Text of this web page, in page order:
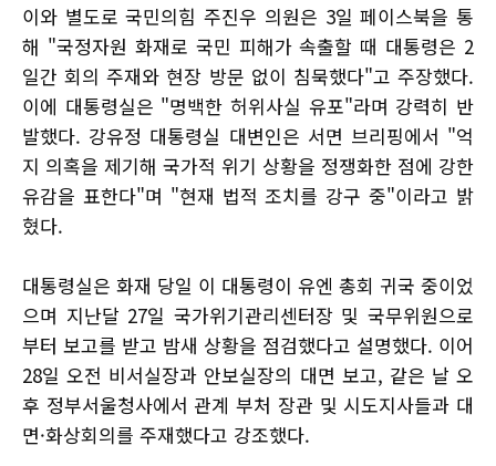
이와 별도로 국민의힘 주진우 의원은 3일 페이스북을 통
해 "국정자원 화재로 국민 피해가 속출할 때 대통령은 2
일간 회의 주재와 현장 방문 없이 침묵했다"고 주장했다.
이에 대통령실은 "명백한 허위사실 유포"라며 강력히 반
발했다. 강유정 대통령실 대변인은 서면 브리핑에서 "억
지 의혹을 제기해 국가적 위기 상황을 정쟁화한 점에 강한
유감을 표한다"며 "현재 법적 조치를 강구 중"이라고 밝
혔다.
대통령실은 화재 당일 이 대통령이 유엔 총회 귀국 중이었
으며 지난달 27일 국가위기관리센터장 및 국무위원으로
부터 보고를 받고 밤새 상황을 점검했다고 설명했다. 이어
28일 오전 비서실장과 안보실장의 대면 보고, 같은 날 오
후 정부서울청사에서 관계 부처 장관 및 시도지사들과 대
면·화상회의를 주재했다고 강조했다.